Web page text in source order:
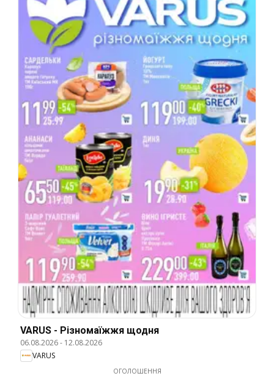
VARUS - Різномаїжжя щодня
06.08.2026- 12.08.2026
VARUS
ОГОЛОШЕННЯ